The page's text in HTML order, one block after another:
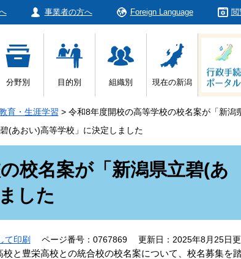
事業者の方へ Foreign Language 閲
分野別 目的別 組織別 現在の新潟
育・生涯学習 > 令和8年度開校の高等学校の校名案が「新
(あおい)高等学校」に決定しました
校名案が「新潟県立碧(あ
した
て印刷 ページ番号：0767869 更新日：2025年8月25日
と豊栄高校との統合校の校名案について、校名募集を